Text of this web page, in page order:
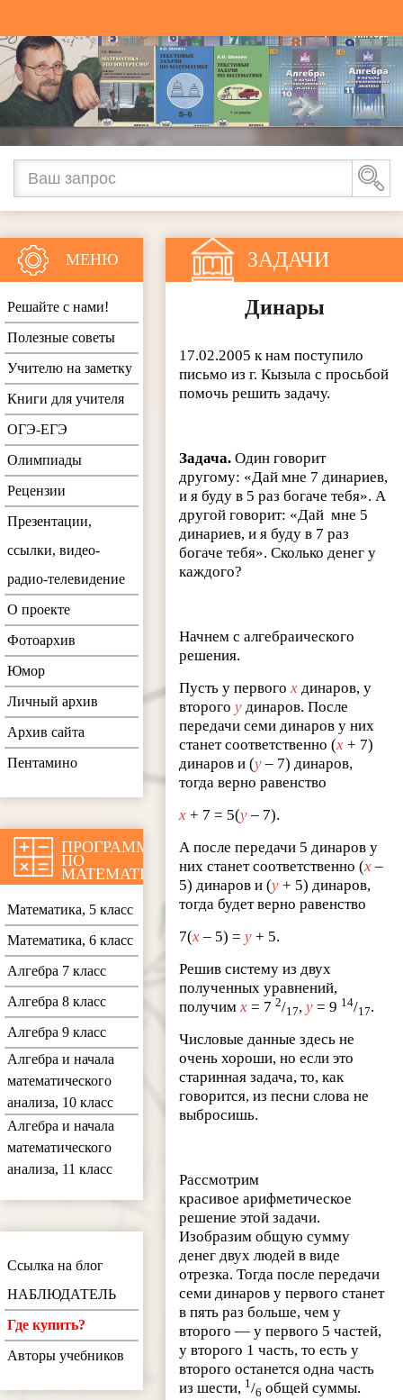
ЗАДАЧИ
Динары
17.02.2005 к нам поступило
письмо из г. Кызыла с просьбой
помочь решить задачу.
Задача.Один говорит
другому: «Дай мне 7 динариев,
и я буду в 5 раз богаче тебя». А
другой говорит: «Дай мне 5
динариев, и я буду в 7 раз
богаче тебя». Сколько денег у
каждого?
Начнем с алгебраического
решения.
Пусть у первогох динаров, у
второгоу динаров. После
передачи семи динаров у них
станет соответственно (х + 7)
динаров и (у – 7) динаров,
тогда верно равенство
х + 7 = 5(у – 7).
А после передачи 5 динаров у
них станет соответственно (х –
5) динаров и (у + 5) динаров,
тогда будет верно равенство
7(х – 5) =у + 5.
Решив систему из двух
полученных уравнений,
получимх = 72/17,у = 9 14/17.
Числовые данные здесь не
очень хороши, но если это
старинная задача, то, как
говорится, из песни слова не
выбросишь.
Рассмотрим
красивое арифметическое
решение этой задачи.
Изобразим общую сумму
денег двух людей в виде
отрезка. Тогда после передачи
семи динаров у первого станет
в пять раз больше, чем у
второго — у первого 5 частей,
у второго 1 часть, то есть у
второго останется одна часть
из шести, 1/6 общей суммы.
МЕНЮ
Решайте с нами!
Полезные советы
Учителю на заметку
Книги для учителя
ОГЭ-ЕГЭ
Олимпиады
Рецензии
Презентации,
ссылки, видео-
радио-телевидение
О проекте
Фотоархив
Юмор
Личный архив
Архив сайта
Пентамино
ПРОГРАММЫ
ПО
МАТЕМАТИКЕ
Математика, 5 класс
Математика, 6 класс
Алгебра 7 класс
Алгебра 8 класс
Алгебра 9 класс
Алгебра и начала
математического
анализа, 10 класс
Алгебра и начала
математического
анализа, 11 класс
Ссылка на блог
НАБЛЮДАТЕЛЬ
Где купить?
Авторы учебников